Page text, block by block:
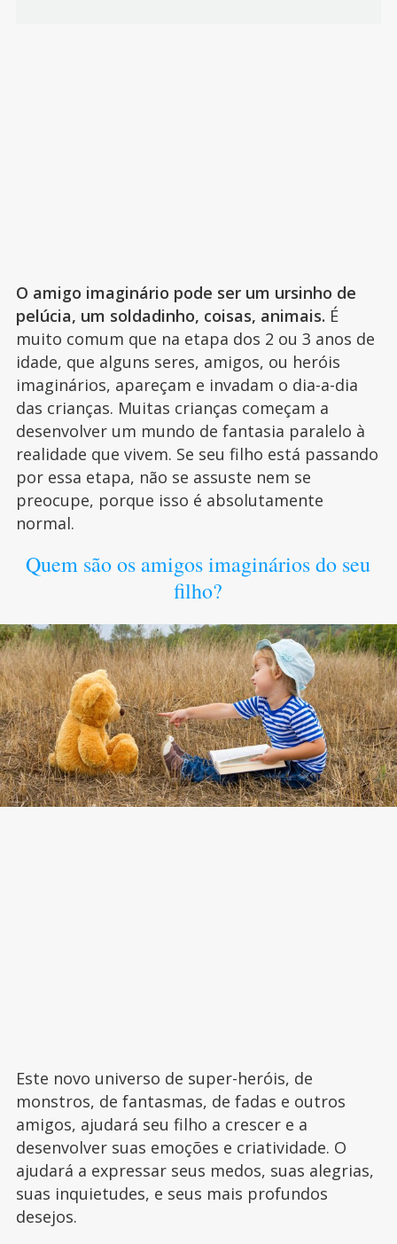
O amigo imaginário pode ser um ursinho de
pelúcia, um soldadinho, coisas, animais. É
muito comum que na etapa dos 2 ou 3 anos de
idade, que alguns seres, amigos, ou heróis
imaginários, apareçam e invadam o dia-a-dia
das crianças. Muitas crianças começam a
desenvolver um mundo de fantasia paralelo à
realidade que vivem. Se seu filho está passando
por essa etapa, não se assuste nem se
preocupe, porque isso é absolutamente
normal.
Quem são os amigos imaginários do seu
filho?
Este novo universo de super-heróis, de
monstros, de fantasmas, de fadas e outros
amigos, ajudará seu filho a crescer e a
desenvolver suas emoções e criatividade. O
ajudará a expressar seus medos, suas alegrias,
suas inquietudes, e seus mais profundos
desejos.